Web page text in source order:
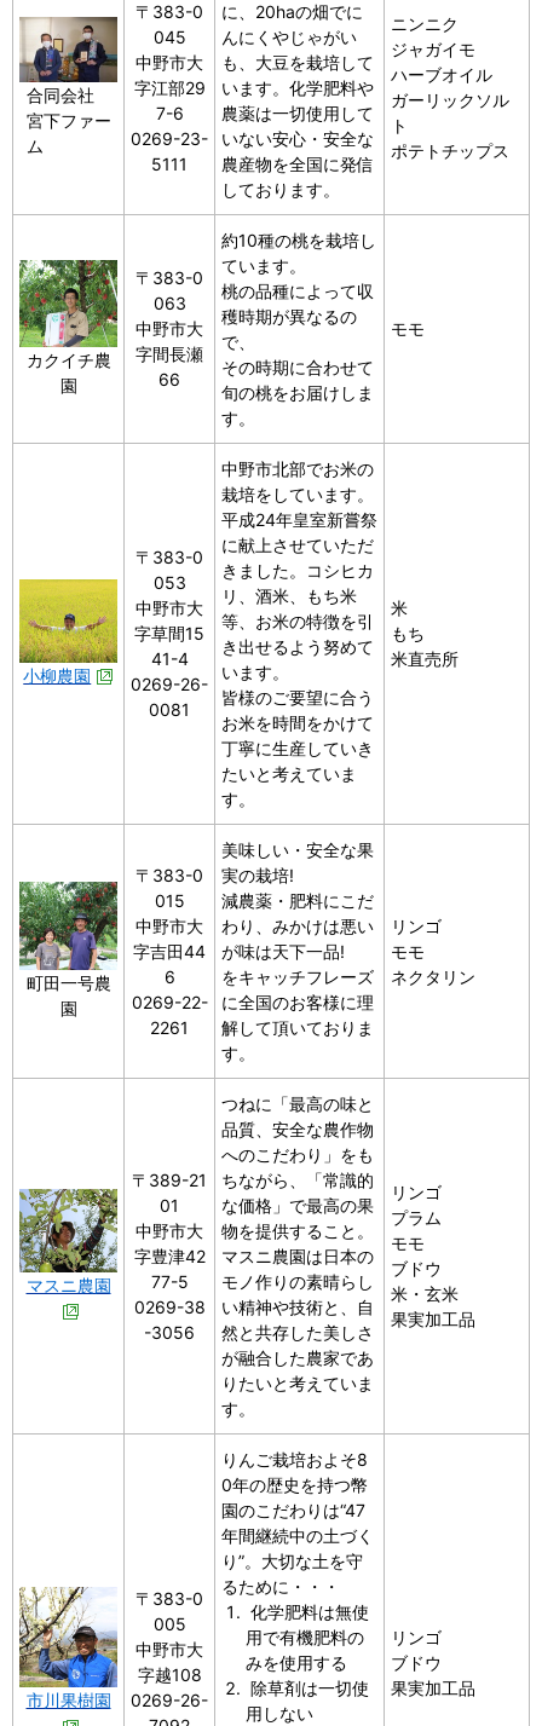
合同会社
宮下ファー
ム
〒383-0
045
中野市大
字江部29
7-6
0269-23-
5111
に、20haの畑でに
んにくやじゃがい
も、大豆を栽培して
います。化学肥料や
農薬は一切使用して
いない安心・安全な
農産物を全国に発信
しております。
ニンニク
ジャガイモ
ハーブオイル
ガーリックソル
ト
ポテトチップス
カクイチ農
園
〒383-0
063
中野市大
字間長瀬
66
約10種の桃を栽培し
ています。
桃の品種によって収
穫時期が異なるの
で、
その時期に合わせて
旬の桃をお届けしま
す。
モモ
小柳農園
〒383-0
053
中野市大
字草間15
41-4
0269-26-
0081
中野市北部でお米の
栽培をしています。
平成24年皇室新嘗祭
に献上させていただ
きました。コシヒカ
リ、酒米、もち米
等、お米の特徴を引
き出せるよう努めて
います。
皆様のご要望に合う
お米を時間をかけて
丁寧に生産していき
たいと考えていま
す。
米
もち
米直売所
町田一号農
園
〒383-0
015
中野市大
字吉田44
6
0269-22-
2261
美味しい・安全な果
実の栽培!
減農薬・肥料にこだ
わり、みかけは悪い
が味は天下一品!
をキャッチフレーズ
に全国のお客様に理
解して頂いておりま
す。
リンゴ
モモ
ネクタリン
マスニ農園
〒389-21
01
中野市大
字豊津42
77-5
0269-38
-3056
つねに「最高の味と
品質、安全な農作物
へのこだわり」をも
ちながら、「常識的
な価格」で最高の果
物を提供すること。
マスニ農園は日本の
モノ作りの素晴らし
い精神や技術と、自
然と共存した美しさ
が融合した農家であ
りたいと考えていま
す。
リンゴ
プラム
モモ
ブドウ
米・玄米
果実加工品
市川果樹園
〒383-0
005
中野市大
字越108
0269-26-
りんご栽培およそ8
0年の歴史を持つ幣
園のこだわりは“47
年間継続中の土づく
り”。大切な土を守
るために・・・
化学肥料は無使
用で有機肥料の
みを使用する
除草剤は一切使
用しない
リンゴ
ブドウ
果実加工品